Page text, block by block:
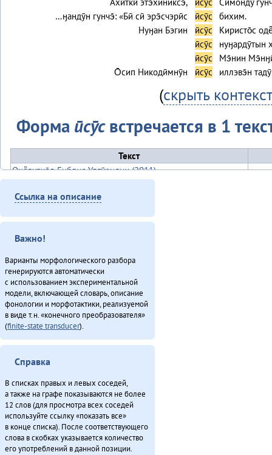
…ӈандӯн гунчэ̄: «Бӣ сӣ эрэ̄счэрӣс
ӣсӯс
бихим.
Нуӈан Бэгин
ӣсӯс
Киристо̄с
ӣсӯс
нуӈардӯтын
ӣсӯс
Мэ̄нин
О̄сип Никодӣмнӯн
ӣсӯс иллэвэ̄н
(скрыть контекст
Форма ӣсӯсвстречается в 1
Текст
Онё̄вувча̄л Библия Улгӯрилин (2011)
Ссылка на описание
Важно!
Варианты морфологического разбора
генерируются автоматически
с использованием экспериментальной
модели, включающей словарь, описание
фонологии и морфотактики, реализуемой
в виде т.н. «конечного преобразователя»
(finite-state transducer).
Справка
В списках правых и левых соседей,
а также на графе показываются не более
12 слов (для просмотра всех соседей
используйте ссылку «показать все»
в конце списка). После соответствующего
слова в скобках указывается количество
его употреблений в данной позиции.